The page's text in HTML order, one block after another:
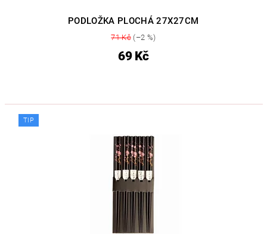
PODLOŽKA PLOCHÁ 27X27CM
71 Kč(–2 %)
69 Kč
TIP